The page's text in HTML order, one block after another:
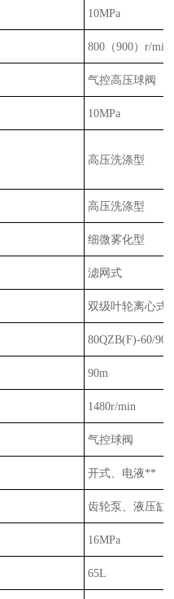
10MPa
800 （900）r/min
气控高压球阀
10MPa
高压洗涤型
高压洗涤型
细微雾化型
滤网式
双级叶轮离心式
80QZB(F)-60/90
90m
1480r/min
气控球阀
开式、电液**
齿轮泵、液压缸
16MPa
65L